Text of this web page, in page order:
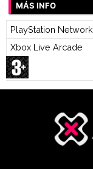
MÁS INFO
PlayStation Network
Xbox Live Arcade